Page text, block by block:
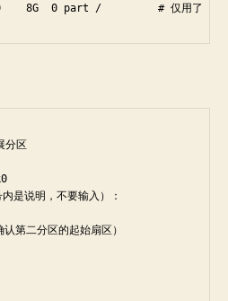
8G  0 part /         # 仅用了 8G，
区
是说明，不要输入）：
第二分区的起始扇区）